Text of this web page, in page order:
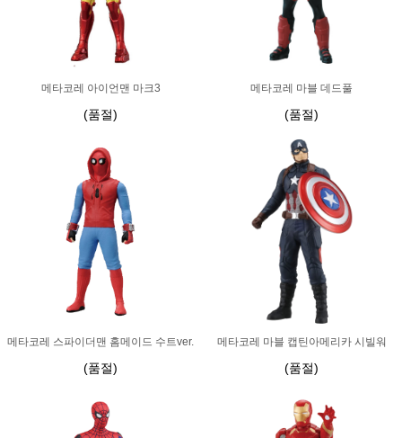
메타코레 아이언맨 마크3
(품절)
메타코레 마블 데드풀
(품절)
메타코레 스파이더맨 홈메이드 수트ver.
(품절)
메타코레 마블 캡틴아메리카 시빌워
(품절)